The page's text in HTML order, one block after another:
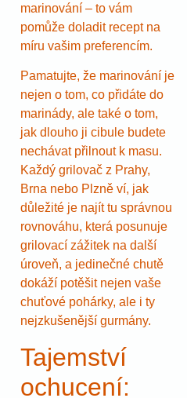
marinování – to vám
pomůže doladit recept na
míru vašim preferencím.
Pamatujte, že marinování je
nejen o tom, co přidáte do
marinády, ale také o tom,
jak dlouho ji cibule budete
nechávat přilnout k masu.
Každý grilovač z Prahy,
Brna nebo Plzně ví, jak
důležité je najít tu správnou
rovnováhu, která posunuje
grilovací zážitek na další
úroveň, a jedinečné chutě
dokáží potěšit nejen vaše
chuťové pohárky, ale i ty
nejzkušenější gurmány.
Tajemství
ochucení: